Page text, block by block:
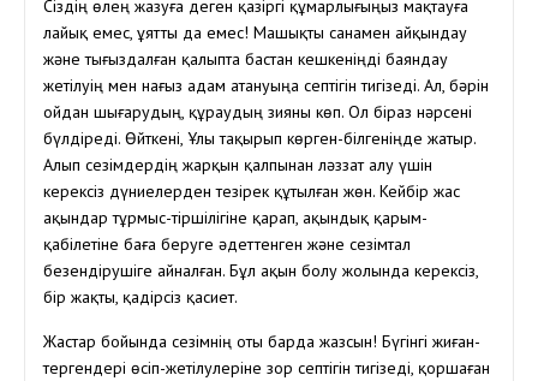
Сіздің өлең жазуға деген қазіргі құмарлығыңыз мақтауға
лайық емес, ұятты да емес! Машықты санамен айқындау
және тығыздалған қалыпта бастан кешкеніңді баяндау
жетілуің мен нағыз адам атануыңа септігін тигізеді. Ал, бәрін
ойдан шығарудың, құраудың зияны көп. Ол біраз нәрсені
бүлдіреді. Өйткені, Ұлы тақырып көрген-білгеніңде жатыр.
Алып сезімдердің жарқын қалпынан ләззат алу үшін
керексіз дүниелерден тезірек құтылған жөн. Кейбір жас
ақындар тұрмыс-тіршілігіне қарап, ақындық қарым-
қабілетіне баға беруге әдеттенген және сезімтал
безендірушіге айналған. Бұл ақын болу жолында керексіз,
бір жақты, қадірсіз қасиет.
Жастар бойында сезімнің оты барда жазсын! Бүгінгі жиған-
тергендері өсіп-жетілулеріне зор септігін тигізеді, қоршаған